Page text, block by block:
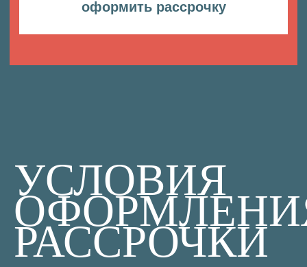
УСЛОВИЯ
РАССРОЧКИ